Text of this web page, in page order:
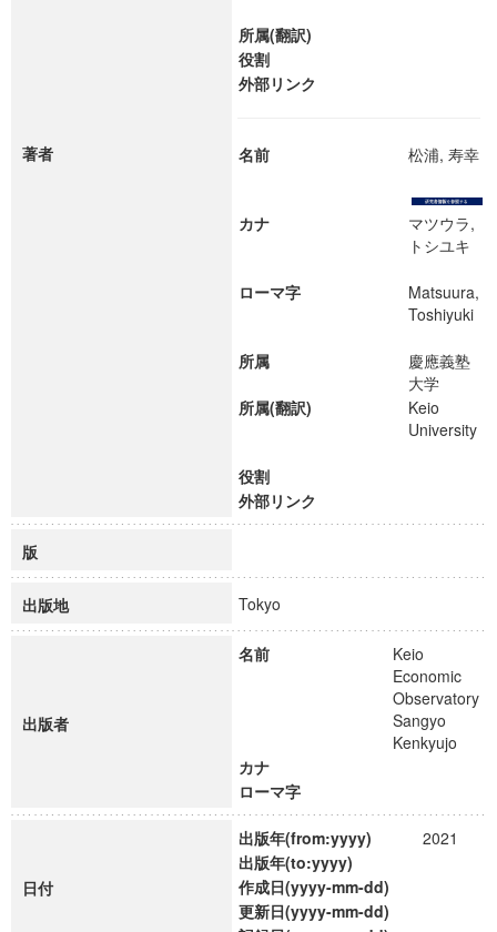
著者
所属(翻訳)
役割
外部リンク
名前 松浦, 寿幸
カナ
マツウラ,
トシユキ
ローマ字
Matsuura,
Toshiyuki
所属
慶應義塾
大学
所属(翻訳)
Keio
University
役割
外部リンク
版
出版地 Tokyo
出版者
名前
Keio
Economic
Observatory
Sangyo
Kenkyujo
カナ
ローマ字
日付
出版年(from:yyyy)
2021
出版年(to:yyyy)
作成日(yyyy-mm-dd)
更新日(yyyy-mm-dd)